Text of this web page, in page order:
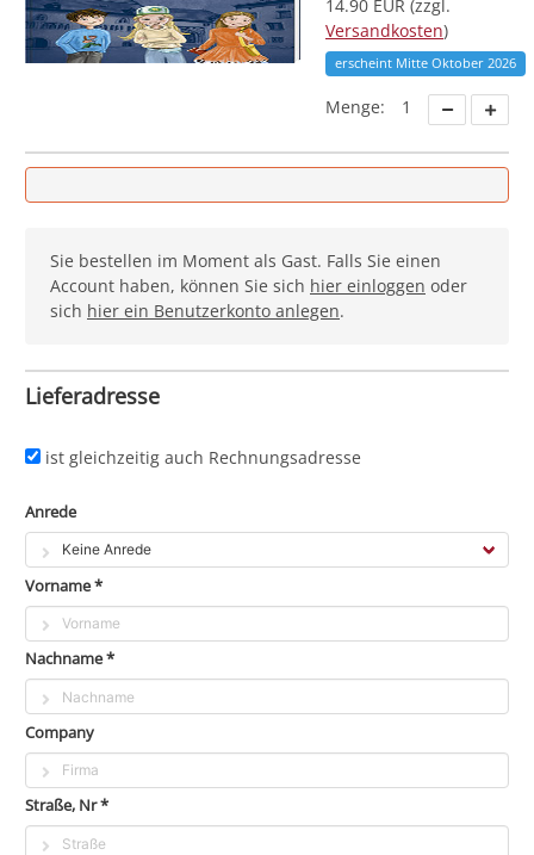
14.90 EUR (zzgl.
Versandkosten)
erscheint Mitte Oktober 2026
Menge: 1
Sie bestellen im Moment als Gast. Falls Sie einen
Account haben, können Sie sich hier einloggen oder
sich hier ein Benutzerkonto anlegen.
Lieferadresse
ist gleichzeitig auch Rechnungsadresse
Anrede
Vorname *
Nachname *
Company
Straße, Nr *